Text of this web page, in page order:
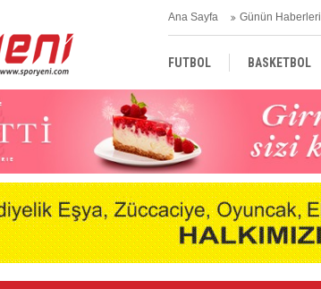
Ana Sayfa Günün Haberleri
FUTBOL BASKETBOL
TÜRKİYE AVRUPA